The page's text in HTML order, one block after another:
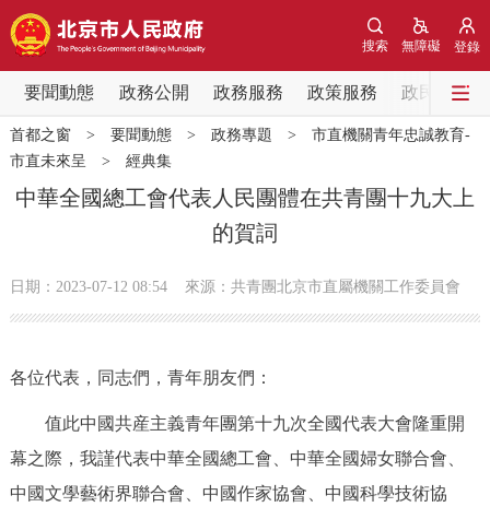
登錄
無障礙
搜索
要聞動態 政務公開 政務服務 政策服務 政民互動
要聞動態
黨中央精神 國務院資訊 中央部委動態
北京要聞 會議資訊 部門動態
市領導 機構職能
政策兌現 政策解讀 回應關切
首都之窗> 要聞動態> 政務專題 > 市直機關青年忠誠教育-
市直未來呈 > 經典集
中華全國總工會代表人民團體在共青團十九大上
的賀詞
日期：2023-07-12 08:54 來源：共青團北京市直屬機關工作委員會
各位代表，同志們，青年朋友們：
值此中國共産主義青年團第十九次全國代表大會隆重開
幕之際，我謹代表中華全國總工會、中華全國婦女聯合會、
中國文學藝術界聯合會、中國作家協會、中國科學技術協